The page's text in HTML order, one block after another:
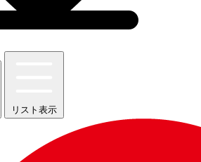
リスト表示